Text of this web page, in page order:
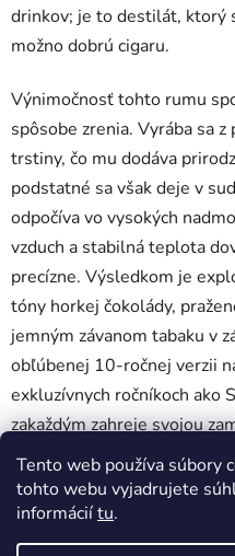
Tento web používa súbory
tohto webu vyjadrujete
informáciítu.
drinkov; je to destilát, ktorý
možno dobrú cigaru.
Výnimočnosť tohto rumu
spôsobe zrenia. Vyrába sa
trstiny, čo mu dodáva
podstatné sa však deje v
odpočíva vo vysokých
vzduch a stabilná teplota
precízne. Výsledkom je
tóny horkej čokolády,
jemným závanom tabaku v
obľúbenej 10-ročnej verzii
exkluzívnych ročníkoch ako
zakaždým zahreje svojou
dlhotrvajúcim záverom,
poslednom hlte.